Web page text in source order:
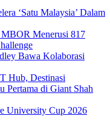
‘Satu Malaysia’ Dalam
Menerusi 817
Bawa Kolaborasi
Hub, Destinasi
Pertama di Giant Shah
University Cup 2026